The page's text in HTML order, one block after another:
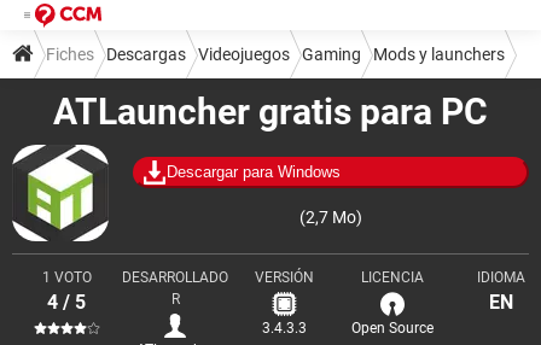
ATLauncher gratis para PC
Descargar para Windows
(2,7 Mo)
1 VOTO
4 / 5
DESARROLLADO
R
VERSIÓN
3.4.3.3
LICENCIA
Open Source
IDIOMA
EN
Fiches Descargas Videojuegos Gaming Mods y launchers